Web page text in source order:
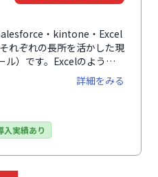
・kintone・Excel
れぞれの長所を活かした現
ル）です。Excelのよう
集することができ、画面推
ノーコードで優れたカスタ
徴です。業務をツールに合
間専任のサポートがつく
詳細をみる
入実績あり